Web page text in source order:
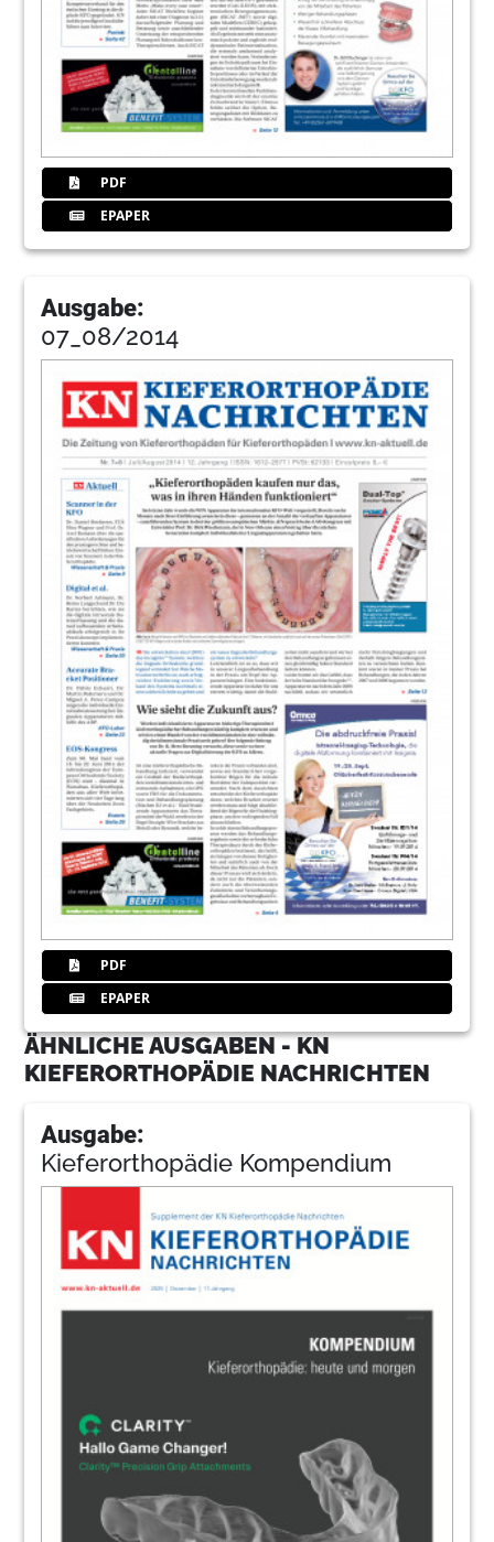
PDF
EPAPER
Ausgabe:
07_08/2014
PDF
EPAPER
ÄHNLICHE AUSGABEN - KN
KIEFERORTHOPÄDIE NACHRICHTEN
Ausgabe:
Kieferorthopädie Kompendium